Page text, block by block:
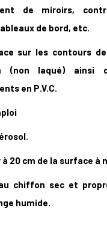
de miroirs,
de bord, etc.
sur les contours
(non laqué) ainsi
en P.V.C.
à 20 cm de la surface à
chiffon sec et
humide.